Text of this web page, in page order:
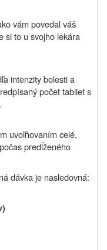
vám povedal váš
si to u svojho lekára
intenzity bolesti a
počet tabliet s
uvoľňovaním celé,
predĺženého
dávka je nasledovná: